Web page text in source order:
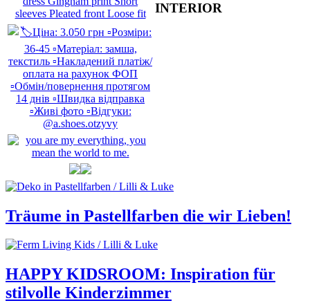
INTERIOR
Träume in Pastellfarben die wir Lieben!
HAPPY KIDSROOM: Inspiration für
stilvolle Kinderzimmer